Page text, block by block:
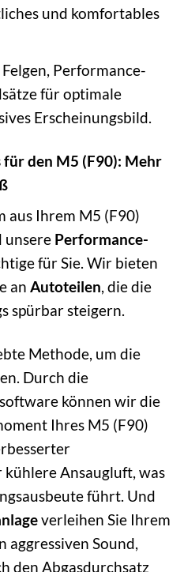
und komfortables
Performance-
für optimale
Erscheinungsbild.
den M5 (F90): Mehr
aus Ihrem M5 (F90)
unsere Performance-
für Sie. Wir bieten
an Autoteilen, die die
spürbar steigern.
Methode, um die
Durch die
können wir die
Ihres M5 (F90)
kühlere Ansaugluft, was
führt. Und
verleihen Sie Ihrem
aggressiven Sound,
den Abgasdurchsatz